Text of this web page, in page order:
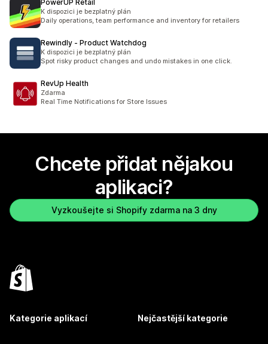
PowerUP Retail
K dispozici je bezplatný plán
Daily operations, team performance and inventory for retailers
Rewindly ‑ Product Watchdog
K dispozici je bezplatný plán
Spot risky product changes and undo mistakes in one click.
RevUp Health
Zdarma
Real Time Notifications for Store Issues
Chcete přidat nějakou
aplikaci?
Vyzkoušejte si Shopify zdarma na 3 dny
Kategorie aplikací Nejčastější kategorie